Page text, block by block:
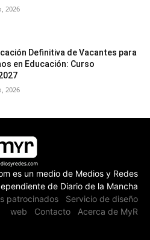
2026
Definitiva de Vacantes para
en Educación: Curso
2026
es un medio de Medios y Redes
de Diario de la Mancha
patrocinados
Servicio de diseño
web
Contacto Acerca de MyR